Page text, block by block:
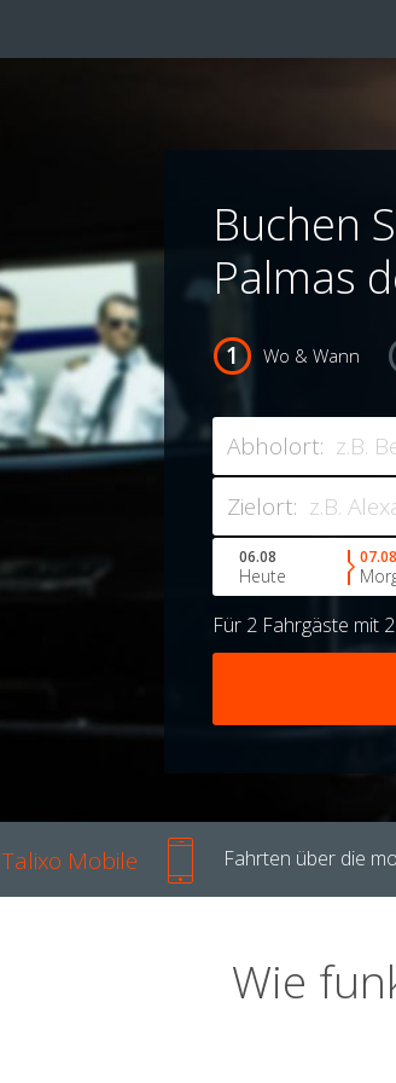
Buchen
Palmas
Wo & Wann
Abholort:
Zielort:
06.08
Heute
07.08
Für 2 Fahrgäste mit
Talixo Mobile Fahrten über die
Wie